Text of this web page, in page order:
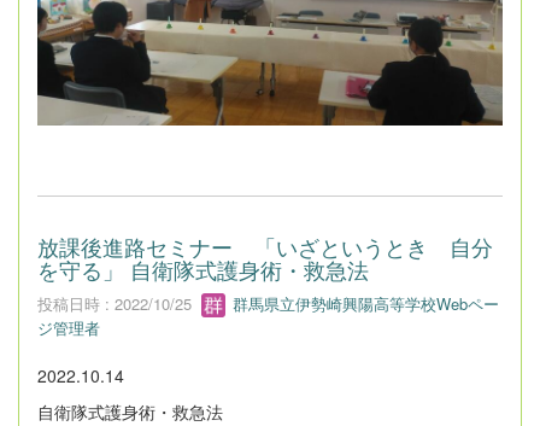
放課後進路セミナー 「いざというとき 自分
を守る」 自衛隊式護身術・救急法
投稿日時 : 2022/10/25
群馬県立伊勢崎興陽高等学校Webペー
ジ管理者
2022.10.14
自衛隊式護身術・救急法